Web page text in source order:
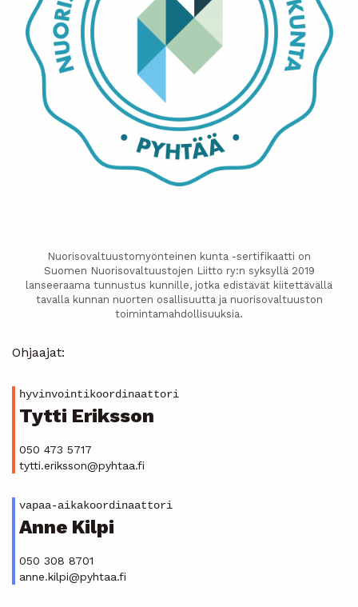
Nuorisovaltuustomyönteinen kunta -sertifikaatti on
Suomen Nuorisovaltuustojen Liitto ry:n syksyllä 2019
lanseeraama tunnustus kunnille, jotka edistävät kiitettävällä
tavalla kunnan nuorten osallisuutta ja nuorisovaltuuston
toimintamahdollisuuksia.
Ohjaajat:
hyvinvointikoordinaattori
Tytti Eriksson
050 473 5717
tytti.eriksson@pyhtaa.fi
vapaa-aikakoordinaattori
Anne Kilpi
050 308 8701
anne.kilpi@pyhtaa.fi